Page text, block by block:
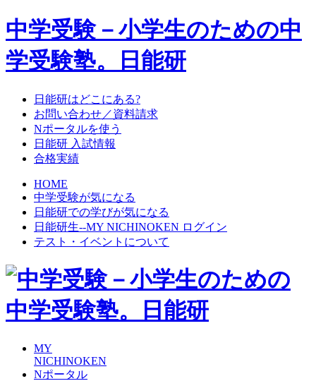
中学受験－小学生のための中
学受験塾。日能研
日能研はどこにある?
お問い合わせ／資料請求
Nポータルを使う
日能研 入試情報
合格実績
HOME
中学受験が気になる
日能研での学びが気になる
日能研生--MY NICHINOKEN ログイン
テスト・イベントについて
MY
NICHINOKEN
Nポータル